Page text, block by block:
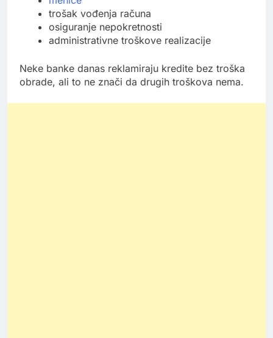
trošak vođenja računa
osiguranje nepokretnosti
administrativne troškove realizacije
Neke banke danas reklamiraju kredite bez troška
obrade, ali to ne znači da drugih troškova nema.